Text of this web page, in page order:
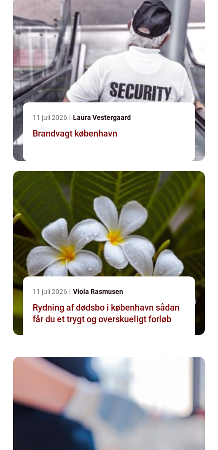
11 juli 2026 Laura Vestergaard
Brandvagt københavn
11 juli 2026 Viola Rasmusen
Rydning af dødsbo i københavn sådan
får du et trygt og overskueligt forløb